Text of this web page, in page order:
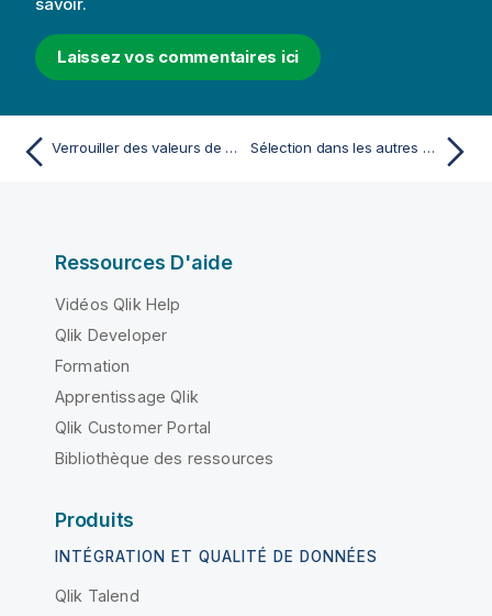
Laissez vos commentaires ici
Verrouiller des valeurs de champs sélectionnées Sélection dans les autres objets
Ressources D'aide
Vidéos Qlik Help
Qlik Developer
Formation
Apprentissage Qlik
Qlik Customer Portal
Bibliothèque des ressources
Produits
INTÉGRATION ET QUALITÉ DE DONNÉES
Qlik Talend